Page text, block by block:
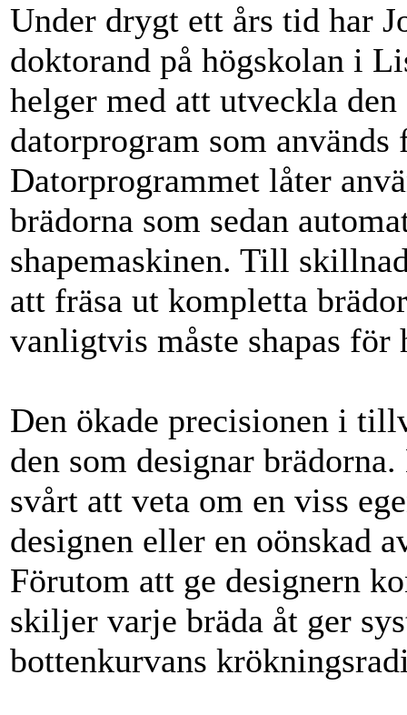
Under drygt ett års tid har
doktorand på högskolan i
helger med att utveckla
datorprogram som
Datorprogrammet låter
brädorna som sedan
shapemaskinen. Till
att fräsa ut kompletta
vanligtvis måste shapas för
Den ökade precisionen i
den som designar
svårt att veta om en viss
designen eller en oönskad
Förutom att ge designern
skiljer varje bräda åt ger
bottenkurvans